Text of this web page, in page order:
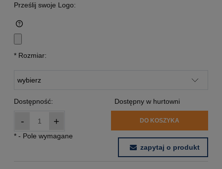
Prześlij swoje Logo:
* Rozmiar:
Dostępność: Dostępny w hurtowni
- + DO KOSZYKA
* - Pole wymagane
zapytaj o produkt